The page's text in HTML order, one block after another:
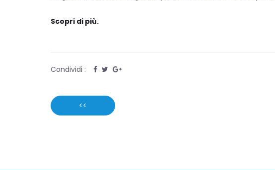
Scopri di più.
Condividi :
<<